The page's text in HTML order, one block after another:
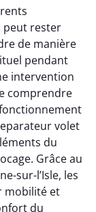
peut rester
de manière
pendant
intervention
comprendre
volet
du
Grâce au
sur-l’Isle, les
mobilité et
du